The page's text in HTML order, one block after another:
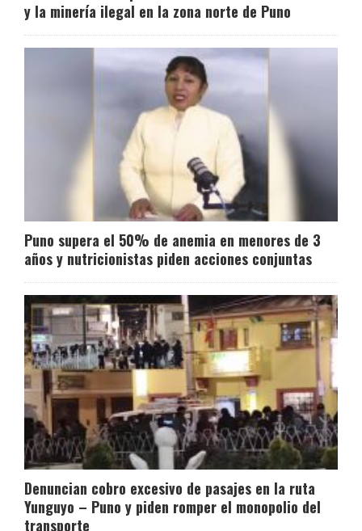
y la minería ilegal en la zona norte de Puno
Puno supera el 50% de anemia en menores de 3
años y nutricionistas piden acciones conjuntas
Denuncian cobro excesivo de pasajes en la ruta
Yunguyo – Puno y piden romper el monopolio del
transporte